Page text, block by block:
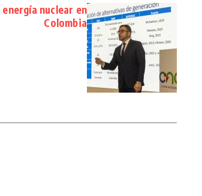
nuclear en
Colombia